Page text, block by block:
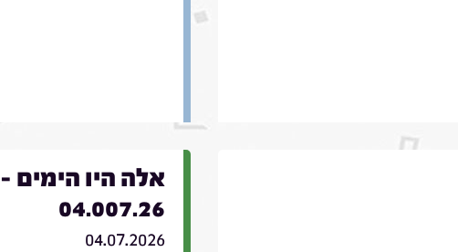
אלה היו הימים -
04.007.26
04.07.2026